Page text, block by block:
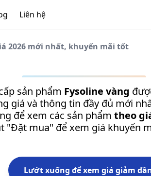
Liên hệ
2026 mới nhất, khuyến mãi tốt
sản phẩm Fysoline vàng
giá và thông tin đầy đủ mới
để xem các sản phẩm theo
"Đặt mua" để xem giá khuyến
Lướt xuống để xem giá giảm